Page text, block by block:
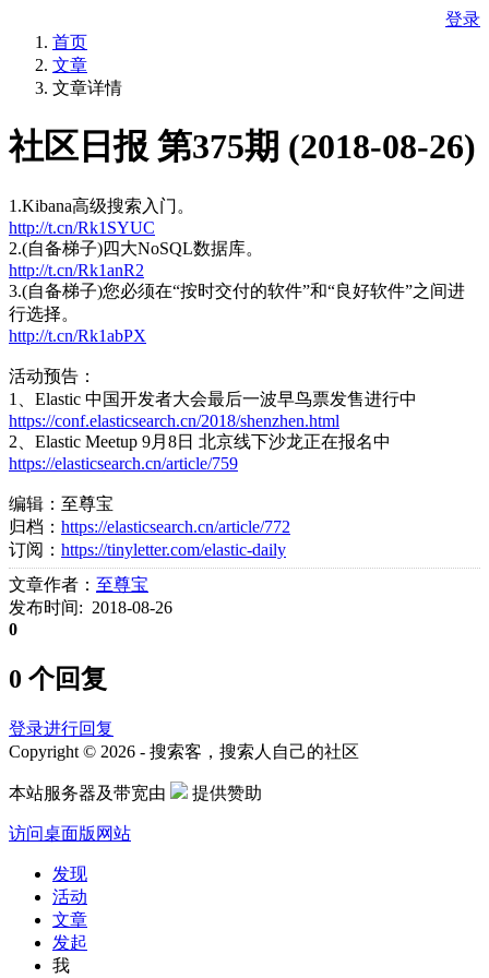
登录
首页
文章
文章详情
​社区日报 第375期 (2018-08-26)
1.Kibana高级搜索入门。
http://t.cn/Rk1SYUC
2.(自备梯子)四大NoSQL数据库。
http://t.cn/Rk1anR2
3.(自备梯子)您必须在“按时交付的软件”和“良好软件”之间进
行选择。
http://t.cn/Rk1abPX
活动预告：
1、Elastic 中国开发者大会最后一波早鸟票发售进行中
https://conf.elasticsearch.cn/2018/shenzhen.html
2、Elastic Meetup 9月8日 北京线下沙龙正在报名中
https://elasticsearch.cn/article/759
编辑：至尊宝
归档： https://elasticsearch.cn/article/772
订阅： https://tinyletter.com/elastic-daily
文章作者： 至尊宝
发布时间: 2018-08-26
0
0 个回复
登录进行回复
Copyright © 2026 - 搜索客，搜索人自己的社区
本站服务器及带宽由 提供赞助
访问桌面版网站
发现
活动
文章
发起
我